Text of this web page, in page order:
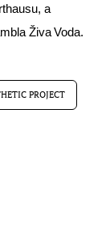
a
Živa Voda.
PROJECT